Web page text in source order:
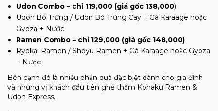
Udon Combo – chỉ 119,000 (giá gốc 138,000)
Udon Bò Trứng / Udon Bò Trứng Cay + Gà Karaage hoặc
Gyoza + Nước
Ramen Combo – chỉ 129,000 (giá gốc 148,000)
Ryokai Ramen / Shoyu Ramen + Gà Karaage hoặc Gyoza
+ Nước
Bên cạnh đó là nhiều phần quà đặc biệt dành cho gia đình
và những vị khách đầu tiên ghé thăm Kohaku Ramen &
Udon Express.